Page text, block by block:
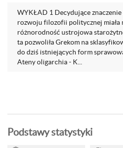
WYKŁAD 1 Decydujące
rozwoju filozofii politycznej
różnorodność ustrojowa
ta pozwoliła Grekom na
do dziś istniejących form
Ateny oligarchia - K...
Podstawy statystyki